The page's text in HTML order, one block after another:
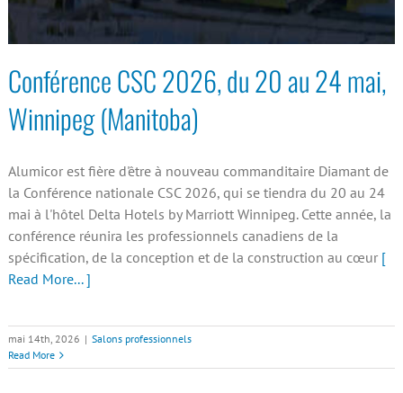
Conférence CSC 2026, du 20 au 24 mai,
Winnipeg (Manitoba)
Alumicor est fière d'être à nouveau commanditaire Diamant de
la Conférence nationale CSC 2026, qui se tiendra du 20 au 24
mai à l'hôtel Delta Hotels by Marriott Winnipeg. Cette année, la
conférence réunira les professionnels canadiens de la
spécification, de la conception et de la construction au cœur [
Read More... ]
mai 14th, 2026 | Salons professionnels
Read More